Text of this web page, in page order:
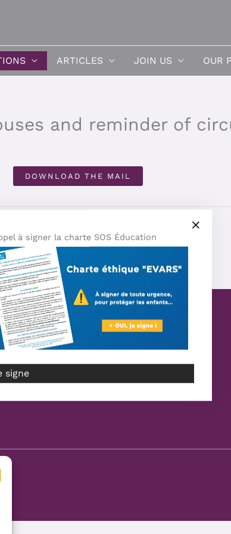
ARTICLES JOIN US OUR
and reminder of
DOWNLOAD THE MAIL
à signer la charte SOS Éducation
signe